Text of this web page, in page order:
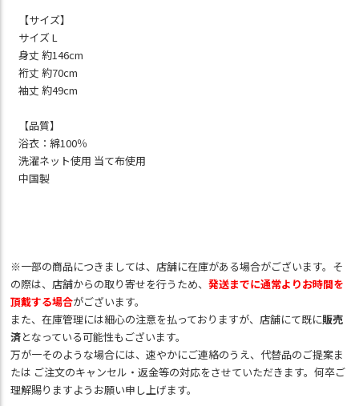
【サイズ】
サイズ L
身丈 約146cm
裄丈 約70cm
袖丈 約49cm
【品質】
浴衣：綿100％
洗濯ネット使用 当て布使用
中国製
※一部の商品につきましては、店舗に在庫がある場合がございます。そ
の際は、店舗からの取り寄せを行うため、発送までに通常よりお時間を
頂戴する場合がございます。
また、在庫管理には細心の注意を払っておりますが、店舗にて既に販売
済となっている可能性もございます。
万が一そのような場合には、速やかにご連絡のうえ、代替品のご提案ま
たは ご注文のキャンセル・返金等の対応をさせていただきます。何卒ご
理解賜りますようお願い申し上げます。